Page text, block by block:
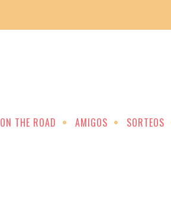
ON THE ROAD AMIGOS SORTEOS